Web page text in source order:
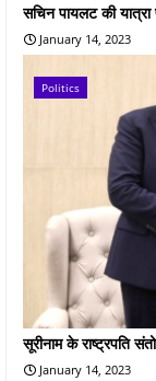
सचिन पायलट की
January 14, 2023
Politics
सूरीनाम के राष्ट्रपति
January 14, 2023